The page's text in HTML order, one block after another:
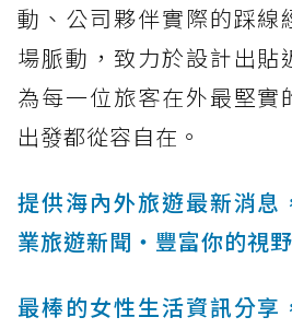
動、公司夥伴實際的踩線
場脈動，致力於設計出貼
為每一位旅客在外最堅實
出發都從容自在。
提供海內外旅遊最新消息
業旅遊新聞‧豐富你的視野
最棒的女性生活資訊分享